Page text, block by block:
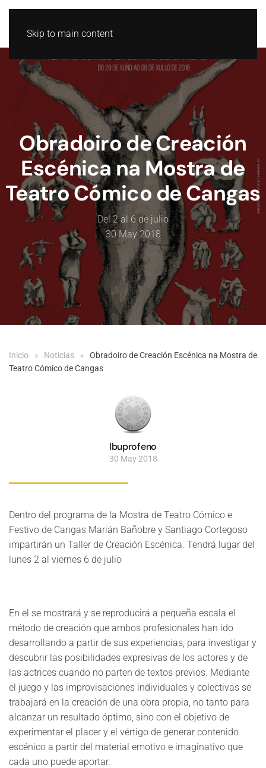
Skip to main content
Obradoiro de Creación
Escénica na Mostra de
Teatro Cómico de Cangas
Del 2 al 6 de julio
30 May 2018
Inicio Noticias
Obradoiro de Creación Escénica na Mostra de
Teatro Cómico de Cangas
Ibuprofeno
30 May 2018
Dentro del programa de la Mostra de Teatro Cómico e
Festivo de Cangas Marián Bañobre y Santiago Cortegoso
impartirán un Taller de Creación Escénica. Tendrá lugar del
lunes 2 al viernes 6 de julio
En el se mostrará y se reproducirá a pequeña escala el
método de creación que ambos profesionales han ido
desarrollando a partir de sus experiencias, para investigar y
descubrir las posibilidades expresivas de los actores y de
las actrices cuando no parten de textos previos. Mediante
el juego y las improvisaciones individuales y colectivas se
trabajará en la creación de una obra propia, no tanto para
alcanzar un resultado óptimo, sino con el objetivo de
experimentar el placer y el vértigo de generar contenido
escénico a partir del material emotivo e imaginativo que
cada uno puede aportar.